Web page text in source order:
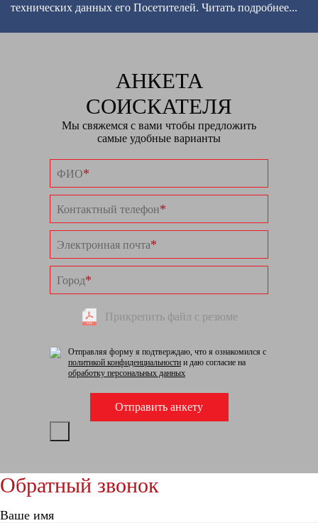
технических данных его Посетителей. Читать подробнее...
АНКЕТА
СОИСКАТЕЛЯ
Мы свяжемся с вами чтобы предложить
самые удобные варианты
ФИО*
Контактный телефон*
Электронная почта*
Город*
Прикрепить файл с резюме
Отправляя форму я подтверждаю, что я ознакомился с
политикой конфиденциальности и даю согласие на
обработку персональных данных
Обратный звонок
Ваше имя